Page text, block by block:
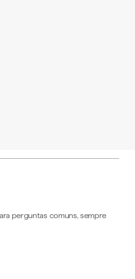
perguntas comuns, sempre